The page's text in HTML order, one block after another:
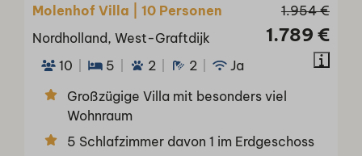
1.954 €
1.789 €
Molenhof Villa | 10 Personen
Nordholland, West-Graftdijk
10
5 2 2
Ja
Großzügige Villa mit besonders viel
Wohnraum
5 Schlafzimmer davon 1 im Erdgeschoss